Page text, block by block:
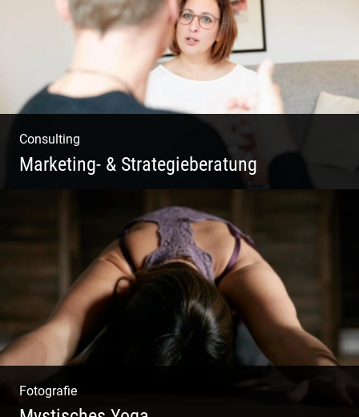
Consulting
Marketing- & Strategieberatung
Deine Produkte oder deine Dienstleistung
auf den Markt bringen!
Fotografie